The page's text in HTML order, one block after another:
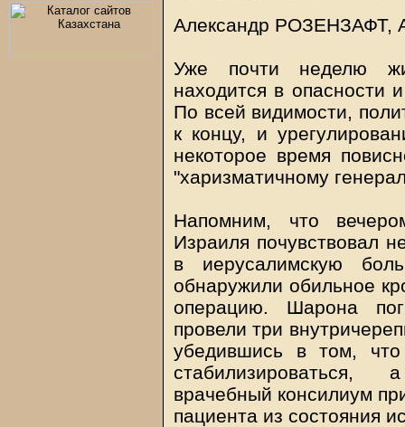
Александр РОЗЕНЗАФТ,
Уже почти неделю
находится в опасности
По всей видимости,
к концу, и
некоторое время
"харизматичному
Напомним, что
Израиля почувствовал
в иерусалимскую
обнаружили обильное
операцию. Шарона
провели три
убедившись в том, что
стабилизироваться,
врачебный консилиум
пациента из состояния